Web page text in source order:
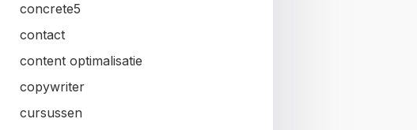
concrete5
contact
content optimalisatie
copywriter
cursussen